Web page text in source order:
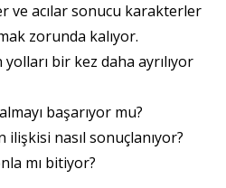
ve acılar sonucu karakterler
zorunda kalıyor.
yolları bir kez daha ayrılıyor
başarıyor mu?
ilişkisi nasıl sonuçlanıyor?
mı bitiyor?